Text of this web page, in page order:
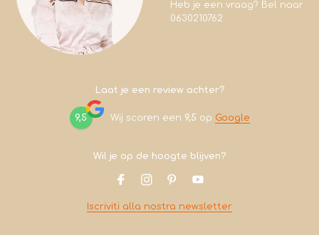
Heb je een vraag? Bel naar
0630210762
Laat je een review achter?
9,5 Wij scoren een 9,5 op Google
Wil je op de hoogte blijven?
Iscriviti alla nostra newsletter